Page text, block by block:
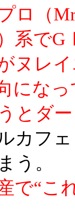
ロ（
系で
ヌレ
にな
とダ
カフ
う。
で“こ